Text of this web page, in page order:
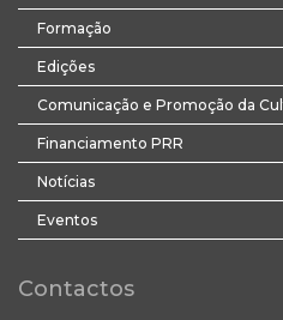
Formação
Edições
Comunicação e Promoção da
Financiamento PRR
Notícias
Eventos
Contactos